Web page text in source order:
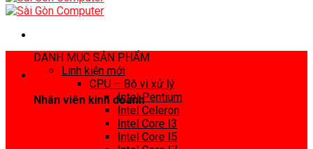
Nhân viên kinh doanh
DANH MỤC SẢN PHẨM
Linh kiện mới
CPU – Bộ vi xử lý
Intel Pentium
Intel Celeron
Intel Core I3
Intel Core I5